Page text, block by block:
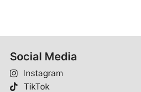
Social Media
Instagram
TikTok